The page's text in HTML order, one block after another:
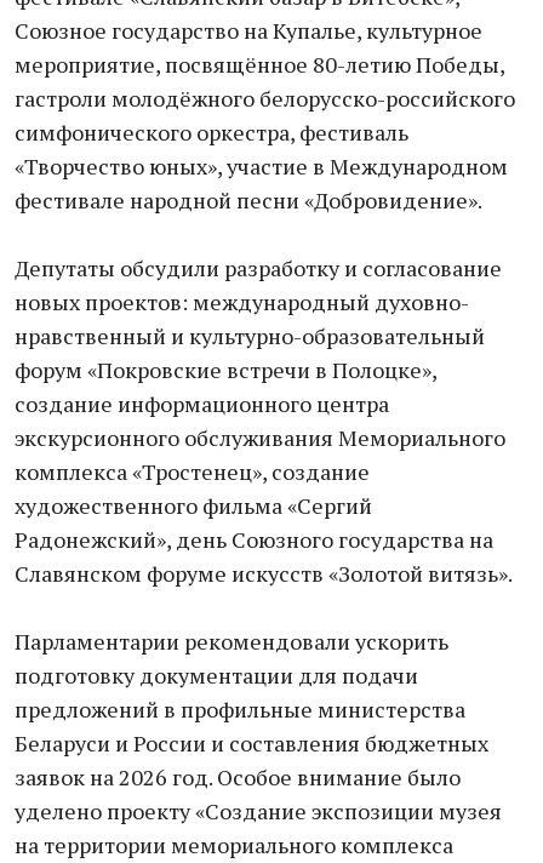
Союзное государство на Купалье, культурное
мероприятие, посвящённое 80-летию Победы,
гастроли молодёжного белорусско-российского
симфонического оркестра, фестиваль
«Творчество юных», участие в Международном
фестивале народной песни «Добровидение».
Депутаты обсудили разработку и согласование
новых проектов: международный духовно-
нравственный и культурно-образовательный
форум «Покровские встречи в Полоцке»,
создание информационного центра
экскурсионного обслуживания Мемориального
комплекса «Тростенец», создание
художественного фильма «Сергий
Радонежский», день Союзного государства на
Славянском форуме искусств «Золотой витязь».
Парламентарии рекомендовали ускорить
подготовку документации для подачи
предложений в профильные министерства
Беларуси и России и составления бюджетных
заявок на 2026 год. Особое внимание было
уделено проекту «Создание экспозиции музея
на территории мемориального комплекса